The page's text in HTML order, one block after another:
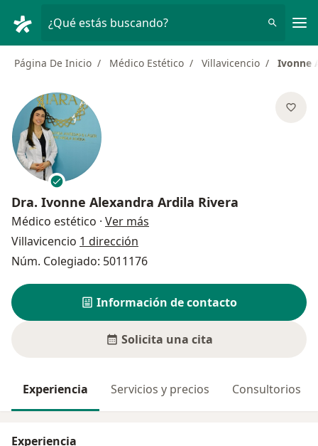
¿Qué estás buscando?
Página De Inicio Médico Estético Villavicencio Ivonne
Dra. Ivonne Alexandra Ardila Rivera
Médico estético · Ver más
Villavicencio 1 dirección
Núm. Colegiado: 5011176
Información de contacto
Solicita una cita
Experiencia Servicios y precios Consultorios
Experiencia